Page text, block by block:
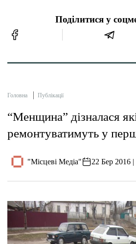
Поділитися у
Головна Публікації
“Менщина” дізналася
ремонтуватимуть у
"Місцеві Медіа" 22 Бер 2016 |